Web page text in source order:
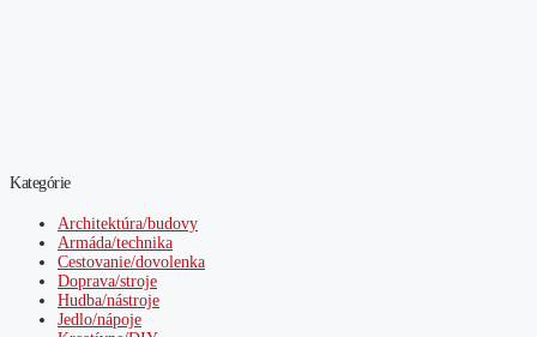
Kategórie
Architektúra/budovy
Armáda/technika
Cestovanie/dovolenka
Doprava/stroje
Hudba/nástroje
Jedlo/nápoje